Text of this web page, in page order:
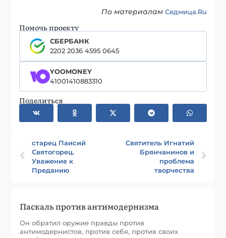
По материалам Седмица.Ru
Помочь проекту
СБЕРБАНК
2202 2036 4595 0645
YOOMONEY
41001410883310
Поделиться
старец Паисий
Святогорец.
Уважение к
Преданию
Святитель Игнатий
Брянчанинов и
проблема
творчества
Паскаль против антимодернизма
Он обратил оружие правды против
антимодернистов, против себя, против своих